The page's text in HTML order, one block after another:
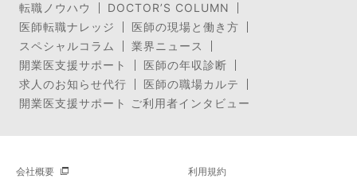
転職ノウハウ
DOCTOR’S COLUMN
医師転職ナレッジ
医師の現場と働き方
スペシャルコラム
業界ニュース
開業医支援サポート
医師の年収診断
求人のお知らせ代行
医師の職場カルテ
開業医支援サポート ご利用者インタビュー
会社概要 利用規約